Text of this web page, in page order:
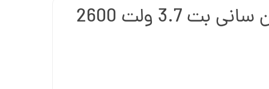
ارسال فیش واریزی
باتری لیتیوم یون سانی بت 3.7 ولت 2600